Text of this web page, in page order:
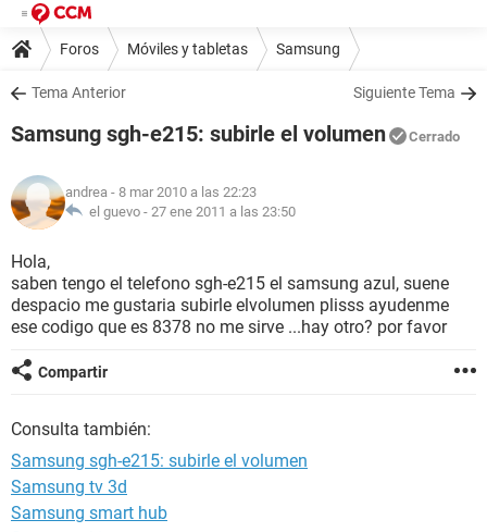
Foros Móviles y tabletas Samsung
Tema Anterior Siguiente Tema
Samsung sgh-e215: subirle el volumen Cerrado
andrea - 8 mar 2010 a las 22:23
el guevo - 27 ene 2011 a las 23:50
Hola,
saben tengo el telefono sgh-e215 el samsung azul, suene
despacio me gustaria subirle elvolumen plisss ayudenme
ese codigo que es 8378 no me sirve ...hay otro? por favor
Compartir
Consulta también:
Samsung sgh-e215: subirle el volumen
Samsung tv 3d
Samsung smart hub